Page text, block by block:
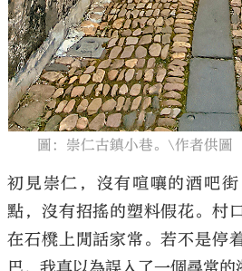
圖：崇仁古鎮小巷。\作者供圖
初見崇仁，沒有喧嚷的酒吧
點，沒有招搖的塑料假花。村
在石櫈上閒話家常。若不是停